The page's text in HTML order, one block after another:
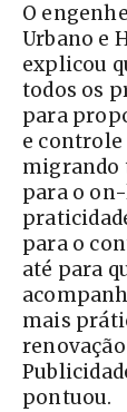
O
Urbano e
explicou
todos os
para
e controle
migrando
para o
para o
até para
mais
pontuou.